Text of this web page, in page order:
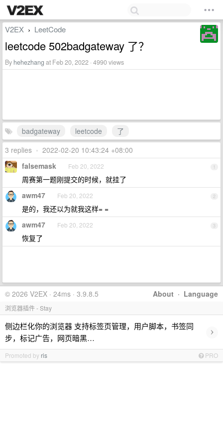
V2EX › LeetCode
leetcode 502badgateway 了？
By hehezhang at Feb 20, 2022 · 4990 views
badgateway leetcode
了
3 replies • 2022-02-20 10:43:24 +08:00
1
falsemask Feb 20, 2022
周赛第一题刚提交的时候，就挂了
2
awm47 Feb 20, 2022
是的，我还以为就我这样= =
3
awm47 Feb 20, 2022
恢复了
About · Language
© 2026 V2EX · 24ms · 3.9.8.5
浏览器插件 - Stay
侧边栏化你的浏览器 支持标签页管理，用户脚本，书签同
步，标记广告，网页暗黑…
›
Promoted by ris PRO